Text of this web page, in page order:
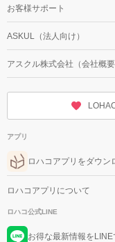
お客様サポート
ASKUL（法人向け）
アスクル株式会社（会社概要
アプリ
ロハコアプリをダウン
ロハコアプリについて
ロハコ公式LINE
お得な最新情報を